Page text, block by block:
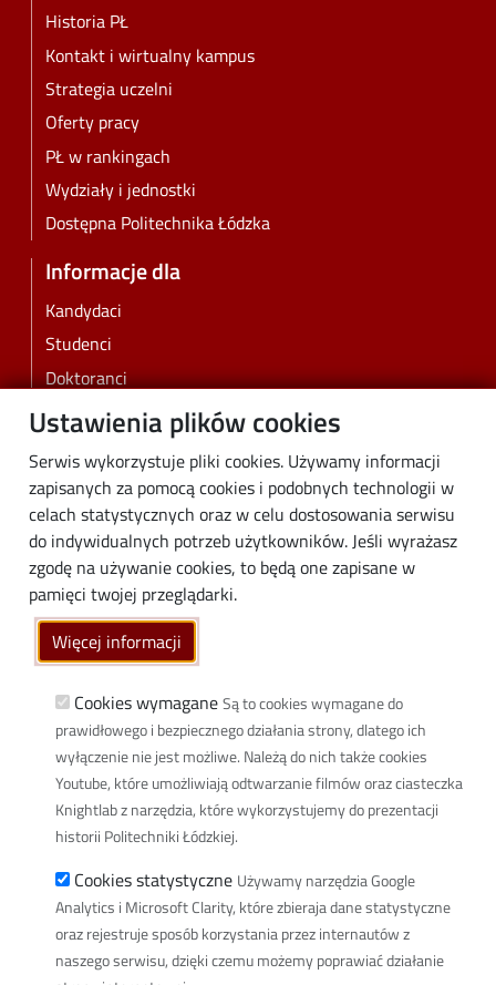
Ustawienia plików cookies
Serwis wykorzystuje pliki cookies. Używamy informacji
zapisanych za pomocą cookies i podobnych technologii w
celach statystycznych oraz w celu dostosowania serwisu
do indywidualnych potrzeb użytkowników. Jeśli wyrażasz
zgodę na używanie cookies, to będą one zapisane w
pamięci twojej przeglądarki.
Więcej informacji
Cookies wymagane Są to cookies wymagane do
prawidłowego i bezpiecznego działania strony, dlatego ich
wyłączenie nie jest możliwe. Należą do nich także cookies
Youtube, które umożliwiają odtwarzanie filmów oraz ciasteczka
Knightlab z narzędzia, które wykorzystujemy do prezentacji
historii Politechniki Łódzkiej.
Cookies statystyczne Używamy narzędzia Google
Analytics i Microsoft Clarity, które zbieraja dane statystyczne
oraz rejestruje sposób korzystania przez internautów z
naszego serwisu, dzięki czemu możemy poprawiać działanie
Historia PŁ
Kontakt i wirtualny kampus
Strategia uczelni
Oferty pracy
PŁ w rankingach
Wydziały i jednostki
Dostępna Politechnika Łódzka
Informacje dla
Kandydaci
Studenci
Doktoranci
Pracownicy
Biznes
Media
Społeczność lokalna
Linki
Wikamp
Poczta elektroniczna
Biblioteka PŁ
Dyscypliny naukowe w PŁ
Inicjatywa Doskonałości Uczelnia Badawcza
BIP
Klauzula RODO
Polityka prywatności
Deklaracja dostępności cyfrowej
Informacja o PŁ w Polskim Języku Migowym
Newsletter